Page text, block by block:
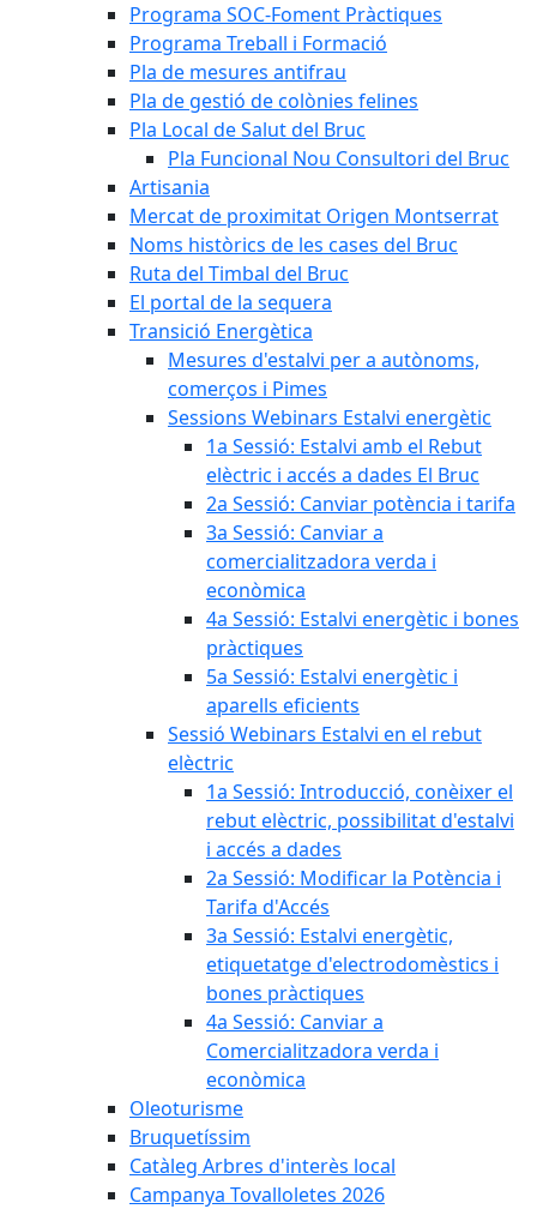
Programa SOC-Foment Pràctiques
Programa Treball i Formació
Pla de mesures antifrau
Pla de gestió de colònies felines
Pla Local de Salut del Bruc
Pla Funcional Nou Consultori del Bruc
Artisania
Mercat de proximitat Origen Montserrat
Noms històrics de les cases del Bruc
Ruta del Timbal del Bruc
El portal de la sequera
Transició Energètica
Mesures d'estalvi per a autònoms,
comerços i Pimes
Sessions Webinars Estalvi energètic
1a Sessió: Estalvi amb el Rebut
elèctric i accés a dades El Bruc
2a Sessió: Canviar potència i tarifa
3a Sessió: Canviar a
comercialitzadora verda i
econòmica
4a Sessió: Estalvi energètic i bones
pràctiques
5a Sessió: Estalvi energètic i
aparells eficients
Sessió Webinars Estalvi en el rebut
elèctric
1a Sessió: Introducció, conèixer el
rebut elèctric, possibilitat d'estalvi
i accés a dades
2a Sessió: Modificar la Potència i
Tarifa d'Accés
3a Sessió: Estalvi energètic,
etiquetatge d'electrodomèstics i
bones pràctiques
4a Sessió: Canviar a
Comercialitzadora verda i
econòmica
Oleoturisme
Bruquetíssim
Catàleg Arbres d'interès local
Campanya Tovalloletes 2026